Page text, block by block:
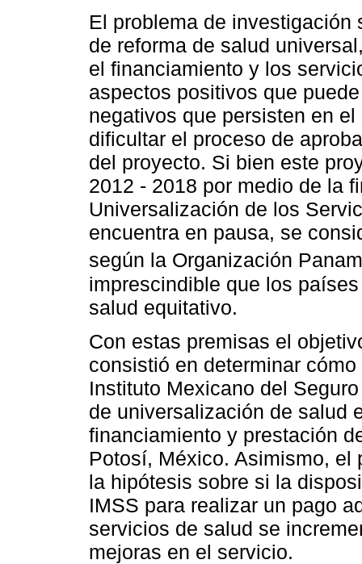
El problema de
de reforma de salud
el financiamiento y los
aspectos positivos que
negativos que persisten en
dificultar el proceso de
del proyecto. Si bien este
2012 - 2018 por medio de la
Universalización de los
encuentra en pausa, se
según la Organización
imprescindible que los
salud equitativo.
Con estas premisas el
consistió en determinar
Instituto Mexicano del
de universalización de salud
financiamiento y prestación
Potosí, México. Asimismo, el
la hipótesis sobre si la
IMSS para realizar un pago
servicios de salud se
mejoras en el servicio.